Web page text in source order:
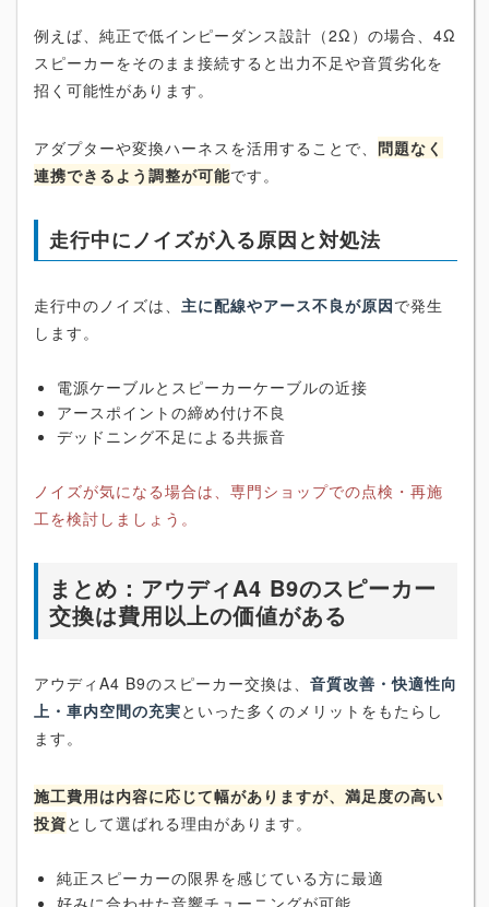
例えば、純正で低インピーダンス設計（2Ω）の場合、4Ω
スピーカーをそのまま接続すると出力不足や音質劣化を
招く可能性があります。
アダプターや変換ハーネスを活用することで、 問題なく
連携できるよう調整が可能です。
走行中にノイズが入る原因と対処法
走行中のノイズは、 主に配線やアース不良が原因で発生
します。
電源ケーブルとスピーカーケーブルの近接
アースポイントの締め付け不良
デッドニング不足による共振音
ノイズが気になる場合は、専門ショップでの点検・再施
工を検討しましょう。
まとめ：アウディA4 B9のスピーカー
交換は費用以上の価値がある
アウディA4 B9のスピーカー交換は、 音質改善・快適性向
上・車内空間の充実といった多くのメリットをもたらし
ます。
施工費用は内容に応じて幅がありますが、満足度の高い
投資として選ばれる理由があります。
純正スピーカーの限界を感じている方に最適
好みに合わせた音響チューニングが可能